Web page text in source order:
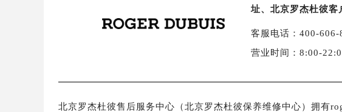
址、北京罗杰杜彼客
客服电话：400-606-
营业时间：8:00-
北京罗杰杜彼售后服务中心（北京罗杰杜彼保养维修中心）拥有